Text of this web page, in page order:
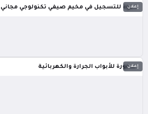
إعلان
دعوة للتسجيل في مخيم صيفي تكنولوجي مجاني
إعلان
سمورة للأبواب الجرارة والكهربائية